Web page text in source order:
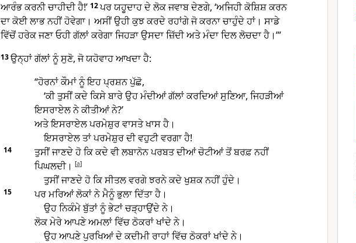
ਆਰੰਭ ਕਰਨੀ ਚਾਹੀਦੀ ਹੈ!’ 12ਪਰ ਯਹੂਦਾਹ ਦੇ ਲੋਕ ਜਵਾਬ ਦੇਣਗੇ, ‘ਅਜਿਹੀ ਕੋਸ਼ਿਸ਼ ਕਰਨ
ਦਾ ਕੋਈ ਲਾਭ ਨਹੀਂ ਹੋਵੇਗਾ। ਅਸੀਂ ਉਹੀ ਕੁਝ ਕਰਦੇ ਰਹਾਂਗੇ ਜੋ ਕਰਨਾ ਚਾਹੁੰਦੇ ਹਾਂ। ਸਾਡੇ
ਵਿੱਚੋਂ ਹਰੇਕ ਜਣਾ ਓਹੀ ਗੱਲਾਂ ਕਰੇਗਾ ਜਿਹੜਾ ਉਸਦਾ ਜ਼ਿੱਦੀ ਅਤੇ ਮੰਦਾ ਦਿਲ ਲੋਚਦਾ ਹੈ।’”
13ਉਨ੍ਹਾਂ ਗੱਲਾਂ ਨੂੰ ਸੁਣੋ, ਜੋ ਯਹੋਵਾਹ ਆਖਦਾ ਹੈ:
“ਹੋਰਨਾਂ ਕੌਮਾਂ ਨੂੰ ਇਹ ਪ੍ਰਸ਼ਨ ਪੁੱਛੋ,
‘ਕੀ ਤੁਸੀਂ ਕਦੇ ਕਿਸੇ ਬਾਰੇ ਉਹ ਮੰਦੀਆਂ ਗੱਲਾਂ ਕਰਦਿਆਂ ਸੁਣਿਆ, ਜਿਹੜੀਆਂ
ਇਸਰਾਏਲ ਨੇ ਕੀਤੀਆਂ ਨੇ?’
ਅਤੇ ਇਸਰਾਏਲ ਪਰਮੇਸ਼ੁਰ ਵਾਸਤੇ ਖਾਸ ਹੈ।
ਇਸਰਾਏਲ ਤਾਂ ਪਰਮੇਸ਼ੁਰ ਦੀ ਵਹੁਟੀ ਵਰਗਾ ਹੈ!
14
ਤੁਸੀਂ ਜਾਣਦੇ ਹੋ ਕਿ ਕਦੇ ਵੀ ਲਬਾਨੋਨ ਪਰਬਤ ਦੀਆਂ ਚੋਟੀਆਂ ਤੋਂ ਬਰਫ਼ ਨਹੀਂ
ਪਿਘਲਦੀ। [a]
ਤੁਸੀਂ ਜਾਣਦੇ ਹੋ ਕਿ ਸੀਤਲ ਵਰਗੇ ਝਰਨੇ ਕਦੇ ਖੁਸ਼ਕ ਨਹੀਂ ਹੁੰਦੇ।
15
ਪਰ ਮਰਿਆਂ ਲੋਕਾਂ ਨੇ ਮੈਨੂੰ ਭੁਲਾ ਦਿੱਤਾ ਹੈ।
ਉਹ ਨਿਕੰਮੇ ਬੁੱਤਾਂ ਨੂੰ ਭੇਟਾਂ ਚੜ੍ਹਾਉਂਦੇ ਨੇ।
ਲੋਕ ਮੇਰੇ ਆਪਣੇ ਅਮਲਾਂ ਵਿੱਚ ਠੋਕਰਾਂ ਖਾਂਦੇ ਨੇ।
ਉਹ ਆਪਣੇ ਪੁਰਖਿਆਂ ਦੇ ਕਦੀਮੀ ਰਾਹਾਂ ਵਿੱਚ ਠੋਕਰਾਂ ਖਾਂਦੇ ਨੇ।